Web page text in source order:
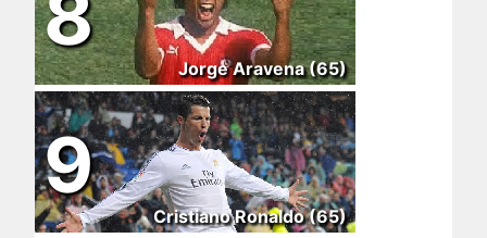
Jorge Aravena (65)
9
Cristiano Ronaldo (65)